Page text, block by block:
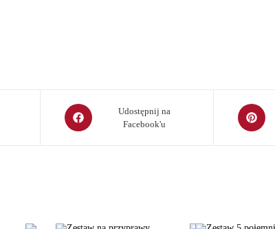
Opens
in
Udostępnij na
Facebook'u
Opens
in